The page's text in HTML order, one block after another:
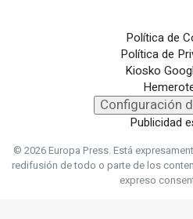
Política de
Política de
Kiosko
Configuración
Publicidad
© 2026 Europa Press.Está
redifusión de todo o parte de los
expreso